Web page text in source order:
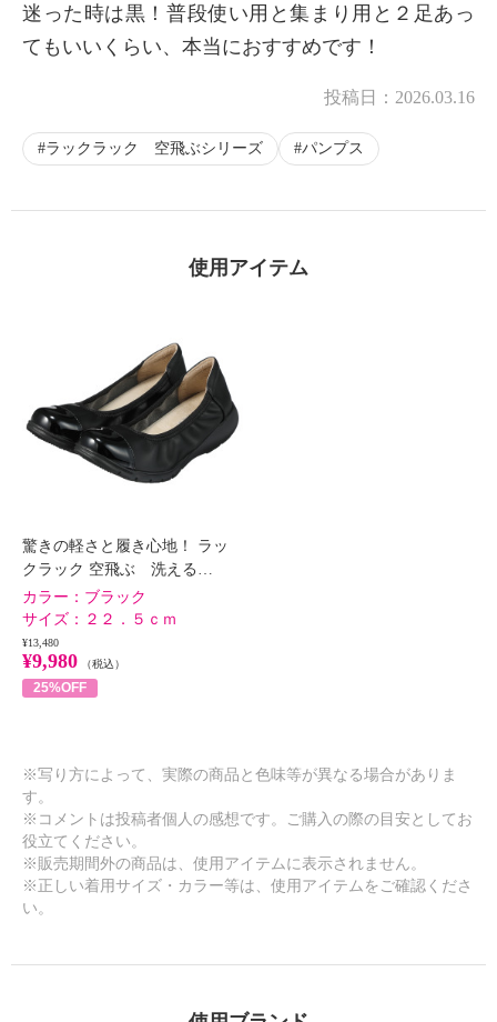
迷った時は黒！普段使い用と集まり用と２足あっ
てもいいくらい、本当におすすめです！
投稿日： 2026.03.16
ラックラック 空飛ぶシリーズ パンプス
使用アイテム
驚きの軽さと履き心地！ ラッ
クラック 空飛ぶ 洗える…
カラー： ブラック
サイズ： ２２．５ｃｍ
¥13,480
¥9,980 （税込）
25%OFF
※写り方によって、実際の商品と色味等が異なる場合がありま
す。
※コメントは投稿者個人の感想です。ご購入の際の目安としてお
役立てください。
※販売期間外の商品は、使用アイテムに表示されません。
※正しい着用サイズ・カラー等は、使用アイテムをご確認くださ
い。